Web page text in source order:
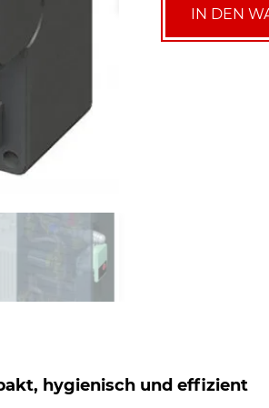
mit
IN DEN
hygienisch und effizient